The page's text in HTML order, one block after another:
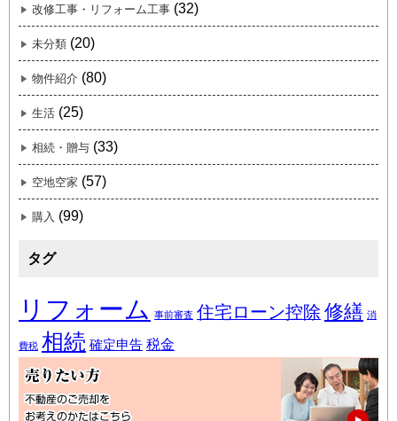
改修工事・リフォーム工事 (32)
未分類 (20)
物件紹介 (80)
生活 (25)
相続・贈与 (33)
空地空家 (57)
購入 (99)
タグ
リフォーム 事前審査 住宅ローン控除 修繕 消
費税 相続 確定申告 税金